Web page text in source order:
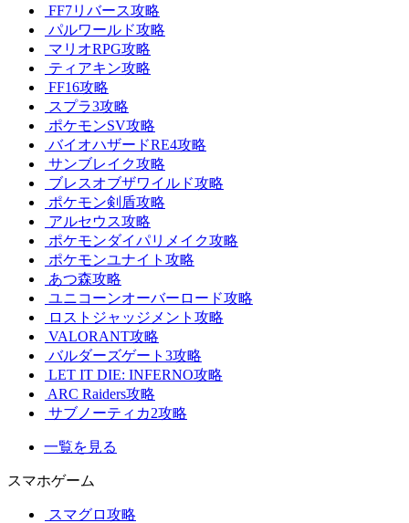
FF7リバース攻略
パルワールド攻略
マリオRPG攻略
ティアキン攻略
FF16攻略
スプラ3攻略
ポケモンSV攻略
バイオハザードRE4攻略
サンブレイク攻略
ブレスオブザワイルド攻略
ポケモン剣盾攻略
アルセウス攻略
ポケモンダイパリメイク攻略
ポケモンユナイト攻略
あつ森攻略
ユニコーンオーバーロード攻略
ロストジャッジメント攻略
VALORANT攻略
バルダーズゲート3攻略
LET IT DIE: INFERNO攻略
ARC Raiders攻略
サブノーティカ2攻略
一覧を見る
スマホゲーム
スマグロ攻略